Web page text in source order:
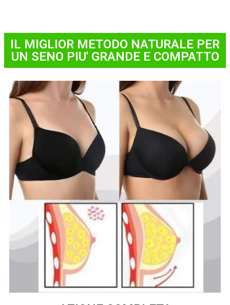
IL MIGLIOR METODO NATURALE PER
UN SENO PIU' GRANDE E COMPATTO